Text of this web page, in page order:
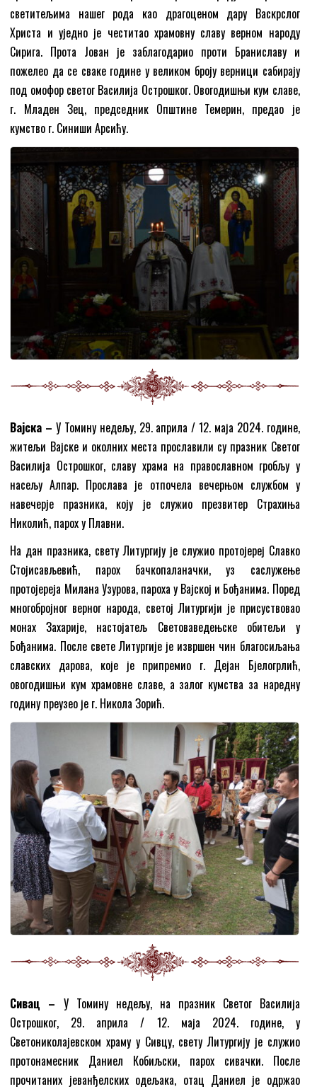
светитељима нашег рода као драгоценом дару Васкрслог
Христа и уједно је честитао храмовну славу верном народу
Сирига. Прота Јован је заблагодарио проти Браниславу и
пожелео да се сваке године у великом броју верници сабирају
под омофор светог Василија Острошког. Овогодишњи кум славе,
г. Младен Зец, председник Општине Темерин, предао је
кумство г. Синиши Арсићу.
Вајска – У Томину недељу, 29. априла / 12. маја 2024. године,
житељи Вајске и околних места прославили су празник Светог
Василија Острошког, славу храма на православном гробљу у
насељу Алпар. Прослава је отпочела вечерњом службом у
навечерје празника, коју је служио презвитер Страхиња
Николић, парох у Плавни.
На дан празника, свету Литургију је служио протојереј Славко
Стојисављевић, парох бачкопаланачки, уз саслужење
протојереја Милана Узурова, парохa у Вајској и Бођанима. Поред
многобројног верног народа, светој Литургији је присуствовао
монах Захарије, настојатељ Световаведењске обитељи у
Бођанима. После свете Литургије је извршен чин благосиљања
славских дарова, које је припремио г. Дејан Бјелогрлић,
овогодишњи кум храмовне славе, а залог кумства за наредну
годину преузео је г. Никола Зорић.
Сивац – У Томину недељу, на празник Светог Василија
Острошког, 29. априла / 12. маја 2024. године, у
Светониколајевском храму у Сивцу, свету Литургију је служио
протонамесник Даниел Кобиљски, парох сивачки. После
прочитаних јеванђелских одељака, отац Даниел је одржао